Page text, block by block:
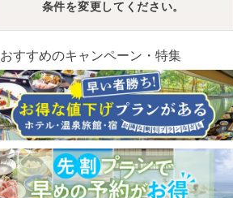
条件を変更してください。
おすすめのキャンペーン・特集